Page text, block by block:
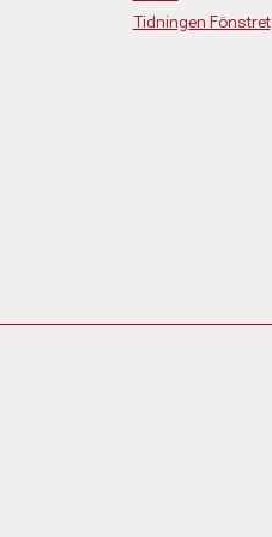
Tidningen Fönstret